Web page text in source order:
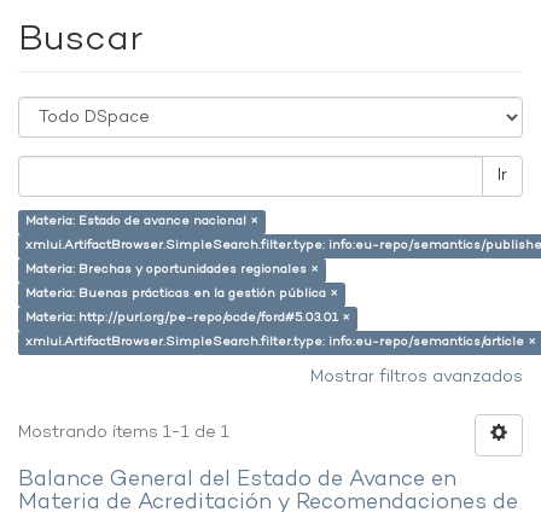
Buscar
Ir
Materia: Estado de avance nacional ×
xmlui.ArtifactBrowser.SimpleSearch.filter.type: info:eu-repo/semantics/
Materia: Brechas y oportunidades regionales ×
Materia: Buenas prácticas en la gestión pública ×
Materia: http://purl.org/pe-repo/ocde/ford#5.03.01 ×
xmlui.ArtifactBrowser.SimpleSearch.filter.type: info:eu-repo/semantics/article ×
Mostrar filtros avanzados
Mostrando ítems 1-1 de 1
Balance General del Estado de Avance en
Materia de Acreditación y Recomendaciones de